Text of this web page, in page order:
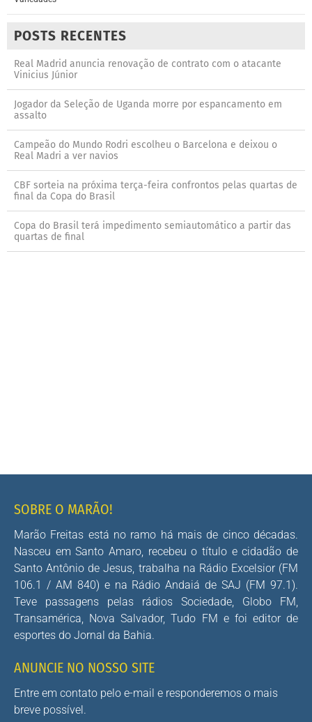
POSTS RECENTES
Real Madrid anuncia renovação de contrato com o atacante
Vinicius Júnior
Jogador da Seleção de Uganda morre por espancamento em
assalto
Campeão do Mundo Rodri escolheu o Barcelona e deixou o
Real Madri a ver navios
CBF sorteia na próxima terça-feira confrontos pelas quartas de
final da Copa do Brasil
Copa do Brasil terá impedimento semiautomático a partir das
quartas de final
SOBRE O MARÃO!
Marão Freitas está no ramo há mais de cinco décadas.
Nasceu em Santo Amaro, recebeu o título e cidadão de
Santo Antônio de Jesus, trabalha na Rádio Excelsior (FM
106.1 / AM 840) e na Rádio Andaiá de SAJ (FM 97.1).
Teve passagens pelas rádios Sociedade, Globo FM,
Transamérica, Nova Salvador, Tudo FM e foi editor de
esportes do Jornal da Bahia.
ANUNCIE NO NOSSO SITE
Entre em contato pelo e-mail e responderemos o mais
breve possível.